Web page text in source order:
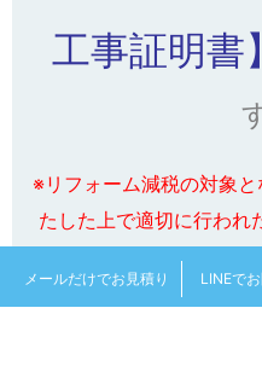
☆2024.11.29
クス インテリ
メールだけでお見積り LINEで